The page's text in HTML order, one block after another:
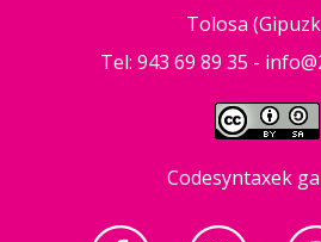
Tolosa
Tel: 943 69 89 35 -
Codesyntaxek